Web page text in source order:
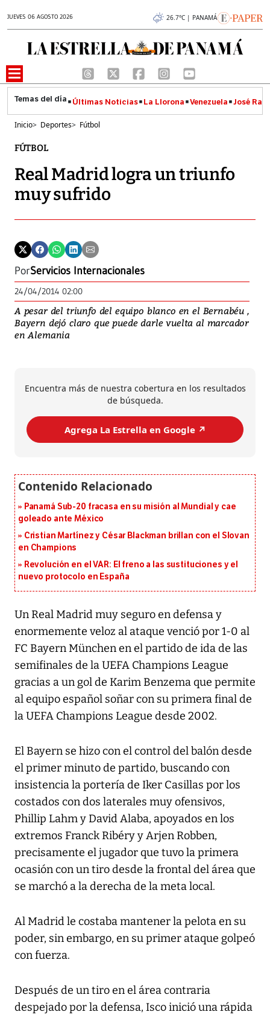
JUEVES 06 AGOSTO 2026 26.7°C | PANAMÁ
Últimas Noticias La Llorona Venezuela José
Inicio> Deportes> Fútbol
FÚTBOL
Real Madrid logra un triunfo
muy sufrido
PorServicios Internacionales
24/04/2014 02:00
A pesar del triunfo del equipo blanco en el Bernabéu ,
Bayern dejó claro que puede darle vuelta al marcador
en Alemania
Encuentra más de nuestra cobertura en los resultados
de búsqueda.
Agrega La Estrella en Google ↗️
Panamá Sub-20 fracasa en su misión al Mundial y cae
goleado ante México
Cristian Martínez y César Blackman brillan con el Slovan
en Champions
Revolución en el VAR: El freno a las sustituciones y el
nuevo protocolo en España
Un Real Madrid muy seguro en defensa y
enormemente veloz al ataque venció por 1-0 al
FC Bayern München en el partido de ida de las
semifinales de la UEFA Champions League
gracias a un gol de Karim Benzema que permite
al equipo español soñar con su primera final de
la UEFA Champions League desde 2002.
El Bayern se hizo con el control del balón desde
el primer minuto de partido, buscando con
insistencia la portería de Iker Casillas por los
costados con dos laterales muy ofensivos,
Phillip Lahm y David Alaba, apoyados en los
extremos Franck Ribéry y Arjen Robben,
precisamente el jugador que tuvo la primera
ocasión con un tiro desde la frontal del área que
se marchó a la derecha de la meta local.
Al Madrid le costaba mantener la pelota en su
poder, sin embargo, en su primer ataque golpeó
con fuerza.
Después de un tiro en el área contraria
despejado por la defensa, Isco inició una rápida